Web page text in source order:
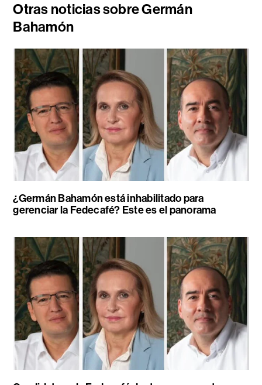
Otras noticias sobre Germán
Bahamón
¿Germán Bahamón está inhabilitado para
gerenciar la Fedecafé? Este es el panorama